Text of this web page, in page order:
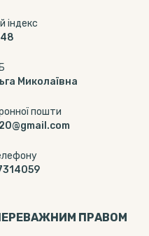
індекс
Миколаївна
пошти
ПРАВОМ